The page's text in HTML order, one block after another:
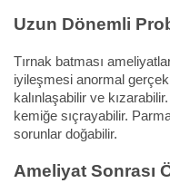
Uzun Dönemli
Tırnak batması
iyileşmesi anormal
kalınlaşabilir ve
kemiğe sıçrayabilir.
sorunlar doğabilir.
Ameliyat Sonrası